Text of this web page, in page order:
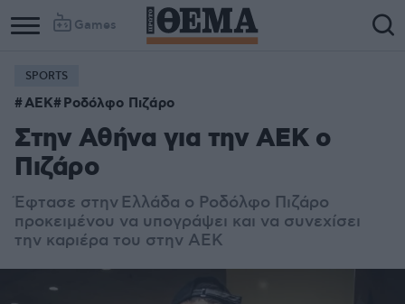
Games
SPORTS
ΑΕΚ Ροδόλφο Πιζάρο
Στην Αθήνα για την ΑΕΚ ο
Πιζάρο
Έφτασε στην Ελλάδα ο Ροδόλφο Πιζάρο
προκειμένου να υπογράψει και να συνεχίσει
την καριέρα του στην ΑΕΚ